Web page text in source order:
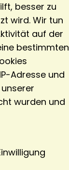
besser zu
wird. Wir tun
auf der
bestimmten
Adresse und
wurden und